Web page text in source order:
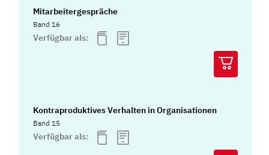
Mitarbeitergespräche
Band 16
Verfügbar als:
Kontraproduktives Verhalten in Organisationen
Band 15
Verfügbar als: